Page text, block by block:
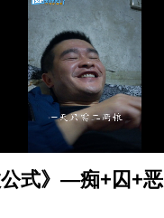
公式》—痴+囚+恶